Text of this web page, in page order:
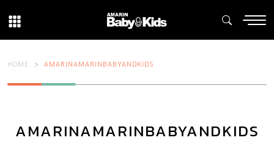
HOME AMARINAMARINBABYANDKIDS
AMARINAMARINBABYANDKIDS